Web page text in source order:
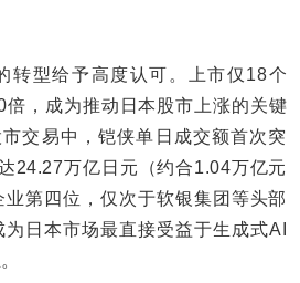
型给予高度认可。上市仅18个
倍，成为推动日本股市上涨的关键
交易中，铠侠单日成交额首次突
24.27万亿日元（约合1.04万亿元
业第四位，仅次于软银集团等头部
日本市场最直接受益于生成式AI